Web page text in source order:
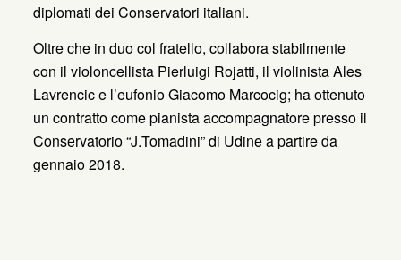
diplomati dei Conservatori italiani.
Oltre che in duo col fratello, collabora stabilmente
con il violoncellista Pierluigi Rojatti, il violinista Ales
Lavrencic e l’eufonio Giacomo Marcocig; ha ottenuto
un contratto come pianista accompagnatore presso il
Conservatorio “J.Tomadini” di Udine a partire da
gennaio 2018.